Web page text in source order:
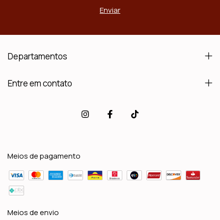
Departamentos
Entre em contato
Meios de pagamento
Meios de envio